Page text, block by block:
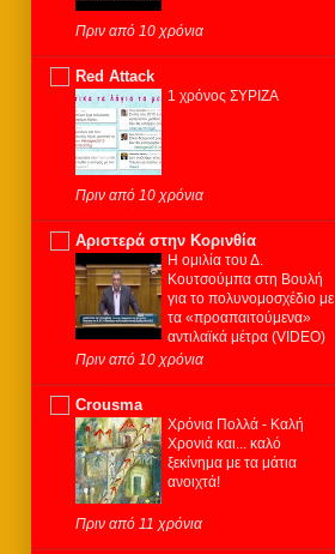
Πριν από 10 χρόνια
Red Attack
1 χρόνος ΣΥΡΙΖΑ
Πριν από 10 χρόνια
Αριστερά στην Κορινθία
Η ομιλία του Δ.
Κουτσούμπα στη Βουλή
για το πολυνομοσχέδιο με
τα «προαπαιτούμενα»
αντιλαϊκά μέτρα (VIDEO)
Πριν από 10 χρόνια
Crousma
Χρόνια Πολλά - Καλή
Χρονιά και... καλό
ξεκίνημα με τα μάτια
ανοιχτά!
Πριν από 11 χρόνια